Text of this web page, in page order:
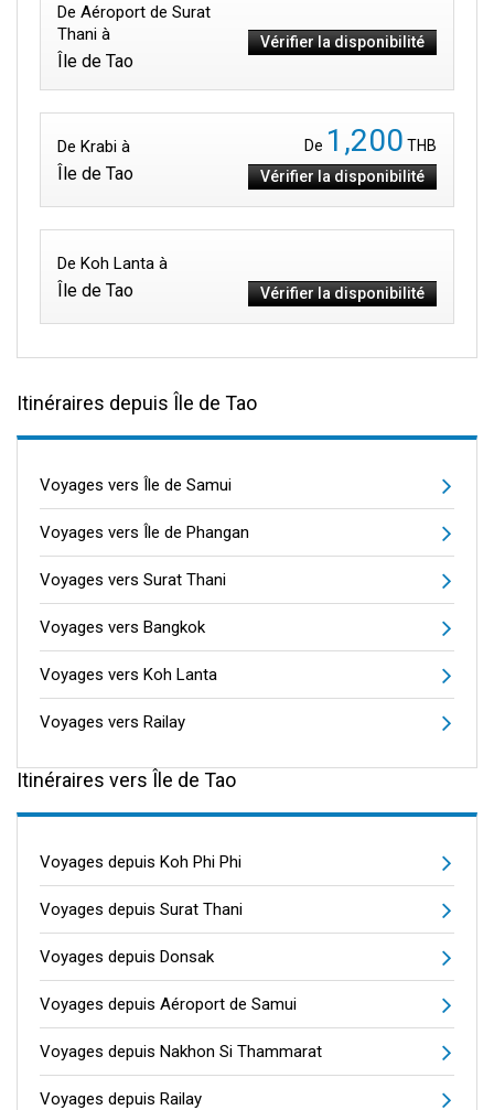
De Aéroport de Surat
Thani à
Île de Tao
Vérifier la disponibilité
De Krabi à
Île de Tao
De 1,200 THB
Vérifier la disponibilité
De Koh Lanta à
Île de Tao Vérifier la disponibilité
Itinéraires depuis Île de Tao
Voyages vers Île de Samui
Voyages vers Île de Phangan
Voyages vers Surat Thani
Voyages vers Bangkok
Voyages vers Koh Lanta
Voyages vers Railay
Itinéraires vers Île de Tao
Voyages depuis Koh Phi Phi
Voyages depuis Surat Thani
Voyages depuis Donsak
Voyages depuis Aéroport de Samui
Voyages depuis Nakhon Si Thammarat
Voyages depuis Railay